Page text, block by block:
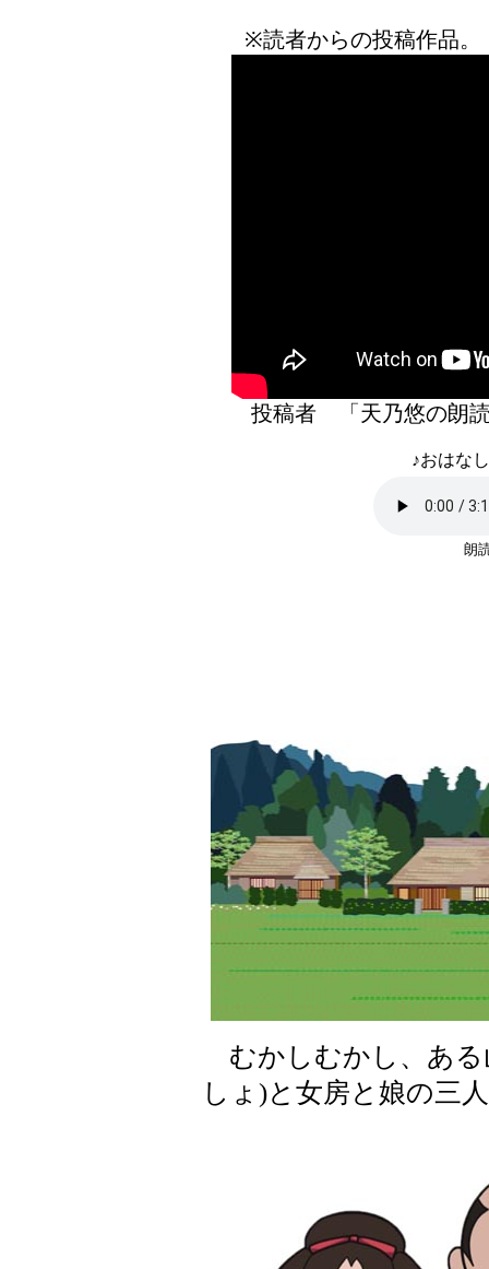
※読者からの投稿作品
投稿者 「天乃悠の
♪おはな
朗
むかしむかし、ある
しょ)と女房と娘の三